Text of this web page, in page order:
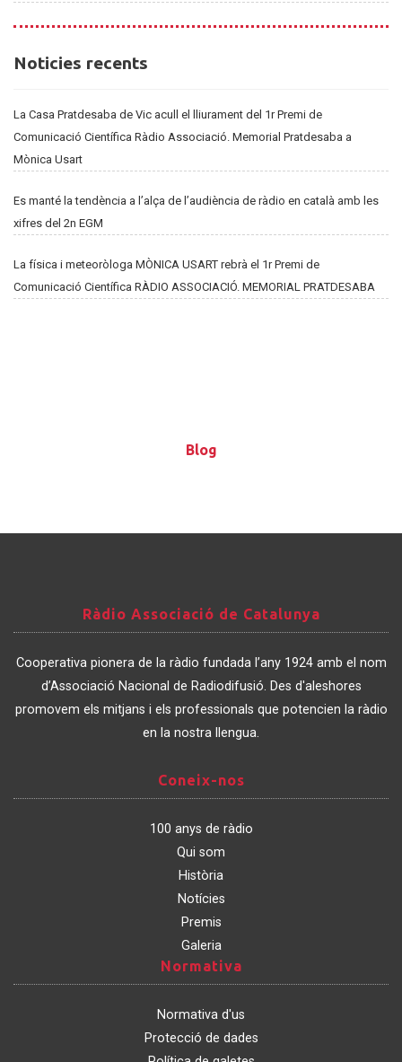
Noticies
Noticies recents
La Casa Pratdesaba de Vic acull el lliurament del 1r Premi de
Comunicació Científica Ràdio Associació. Memorial Pratdesaba a
Mònica Usart
Es manté la tendència a l’alça de l’audiència de ràdio en català amb les
xifres del 2n EGM
La física i meteoròloga MÒNICA USART rebrà el 1r Premi de
Comunicació Científica RÀDIO ASSOCIACIÓ. MEMORIAL PRATDESABA
Blog
Blog
Associació
de
Catalunya
Ràdio Associació de Catalunya
Cooperativa pionera de la ràdio fundada l’any 1924 amb el nom
d’Associació Nacional de Radiodifusió. Des d'aleshores
promovem els mitjans i els professionals que potencien la ràdio
en la nostra llengua.
nos
Coneix-nos
100 anys de ràdio
Qui som
Història
Notícies
Premis
Galeria
Normativa
Normativa d'us
Protecció de dades